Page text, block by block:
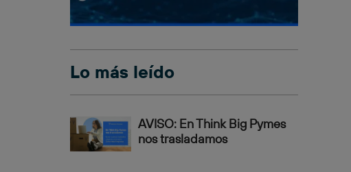
Lo más leído
AVISO: En Think Big Pymes
nos trasladamos